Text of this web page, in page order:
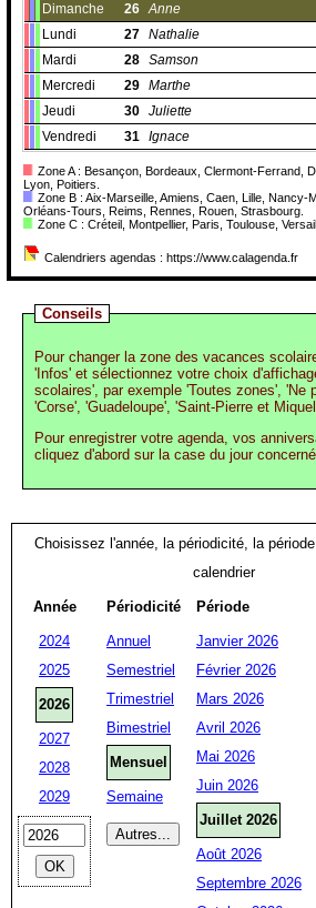
Dimanche
26 Anne
Lundi
27 Nathalie
Mardi
28 Samson
Mercredi
29 Marthe
Jeudi
30 Juliette
Vendredi
31 Ignace
Zone A : Besançon, Bordeaux, Clermont-Ferrand,
Lyon, Poitiers.
Zone B : Aix-Marseille, Amiens, Caen, Lille, Nancy-
Orléans-Tours, Reims, Rennes, Rouen, Strasbourg.
Zone C : Créteil, Montpellier, Paris, Toulouse,
Calendriers agendas : https://www.calagenda.fr
Conseils
Pour changer la zone des vacances
'Infos' et sélectionnez votre choix
scolaires', par exemple 'Toutes zones', 'Ne
'Corse', 'Guadeloupe', 'Saint-Pierre et
Pour enregistrer votre agenda, vos
cliquez d'abord sur la case du jour
Choisissez l'année, la périodicité, la
calendrier
Année
2024
2025
2026
2027
2028
2029
Périodicité
Annuel
Semestriel
Trimestriel
Bimestriel
Mensuel
Semaine
Période
Janvier 2026
Février 2026
Mars 2026
Avril 2026
Mai 2026
Juin 2026
Juillet 2026
Août 2026
Septembre 2026